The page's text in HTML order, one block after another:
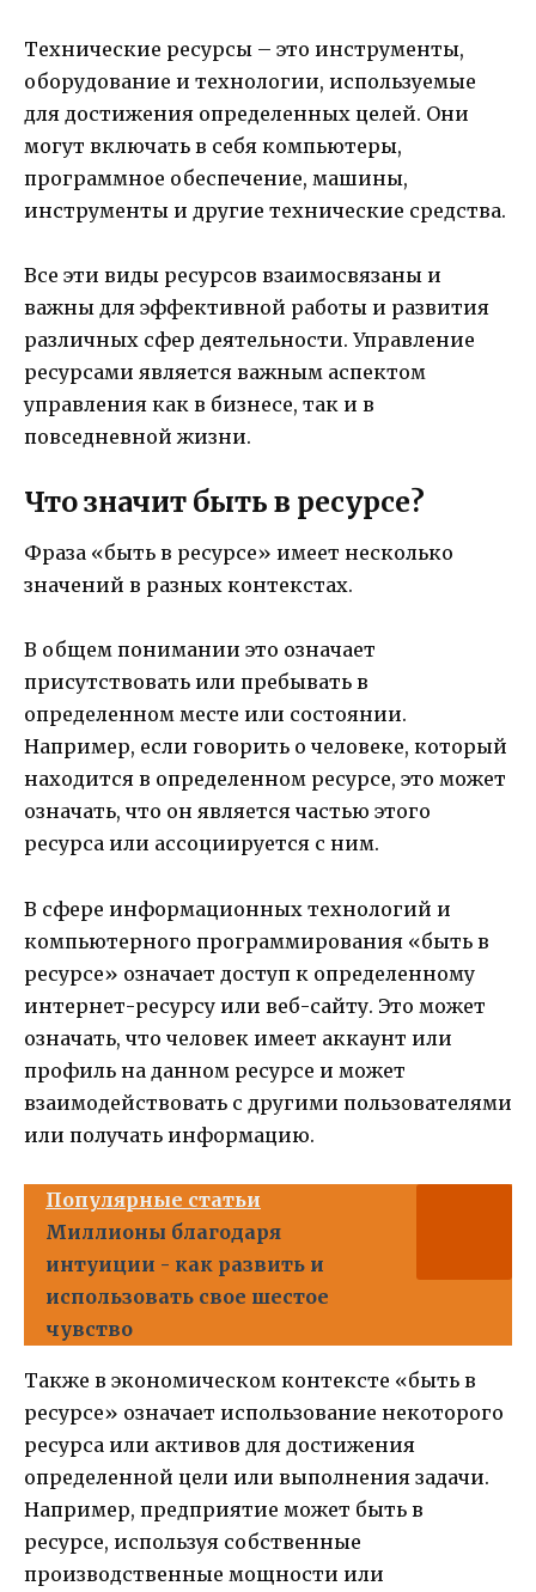
Технические ресурсы – это инструменты,
оборудование и технологии, используемые
для достижения определенных целей. Они
могут включать в себя компьютеры,
программное обеспечение, машины,
инструменты и другие технические средства.
Все эти виды ресурсов взаимосвязаны и
важны для эффективной работы и развития
различных сфер деятельности. Управление
ресурсами является важным аспектом
управления как в бизнесе, так и в
повседневной жизни.
Что значит быть в ресурсе?
Фраза «быть в ресурсе» имеет несколько
значений в разных контекстах.
В общем понимании это означает
присутствовать или пребывать в
определенном месте или состоянии.
Например, если говорить о человеке, который
находится в определенном ресурсе, это может
означать, что он является частью этого
ресурса или ассоциируется с ним.
В сфере информационных технологий и
компьютерного программирования «быть в
ресурсе» означает доступ к определенному
интернет-ресурсу или веб-сайту. Это может
означать, что человек имеет аккаунт или
профиль на данном ресурсе и может
взаимодействовать с другими пользователями
или получать информацию.
Популярные статьи
Миллионы благодаря
интуиции - как развить и
использовать свое шестое
чувство
Также в экономическом контексте «быть в
ресурсе» означает использование некоторого
ресурса или активов для достижения
определенной цели или выполнения задачи.
Например, предприятие может быть в
ресурсе, используя собственные
производственные мощности или